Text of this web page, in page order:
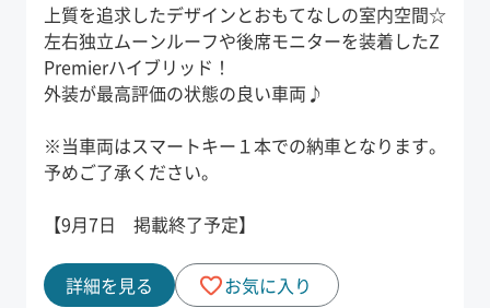
上質を追求したデザインとおもてなしの室内空間☆
左右独立ムーンルーフや後席モニターを装着したZ
Premierハイブリッド！
外装が最高評価の状態の良い車両♪
※当車両はスマートキー１本での納車となります。
予めご了承ください。
【9月7日 掲載終了予定】
詳細を見る お気に入り